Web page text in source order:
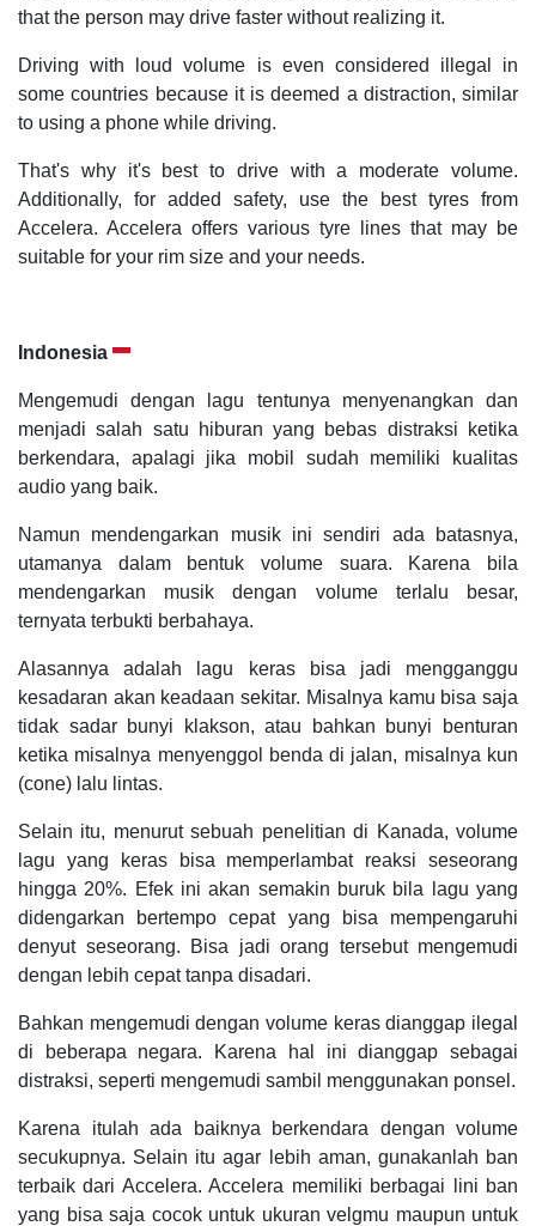
that the person may drive faster without realizing it.
Driving with loud volume is even considered illegal in
some countries because it is deemed a distraction, similar
to using a phone while driving.
That's why it's best to drive with a moderate volume.
Additionally, for added safety, use the best tyres from
Accelera. Accelera offers various tyre lines that may be
suitable for your rim size and your needs.
Indonesia
Mengemudi dengan lagu tentunya menyenangkan dan
menjadi salah satu hiburan yang bebas distraksi ketika
berkendara, apalagi jika mobil sudah memiliki kualitas
audio yang baik.
Namun mendengarkan musik ini sendiri ada batasnya,
utamanya dalam bentuk volume suara. Karena bila
mendengarkan musik dengan volume terlalu besar,
ternyata terbukti berbahaya.
Alasannya adalah lagu keras bisa jadi mengganggu
kesadaran akan keadaan sekitar. Misalnya kamu bisa saja
tidak sadar bunyi klakson, atau bahkan bunyi benturan
ketika misalnya menyenggol benda di jalan, misalnya kun
(cone) lalu lintas.
Selain itu, menurut sebuah penelitian di Kanada, volume
lagu yang keras bisa memperlambat reaksi seseorang
hingga 20%. Efek ini akan semakin buruk bila lagu yang
didengarkan bertempo cepat yang bisa mempengaruhi
denyut seseorang. Bisa jadi orang tersebut mengemudi
dengan lebih cepat tanpa disadari.
Bahkan mengemudi dengan volume keras dianggap ilegal
di beberapa negara. Karena hal ini dianggap sebagai
distraksi, seperti mengemudi sambil menggunakan ponsel.
Karena itulah ada baiknya berkendara dengan volume
secukupnya. Selain itu agar lebih aman, gunakanlah ban
terbaik dari Accelera. Accelera memiliki berbagai lini ban
yang bisa saja cocok untuk ukuran velgmu maupun untuk